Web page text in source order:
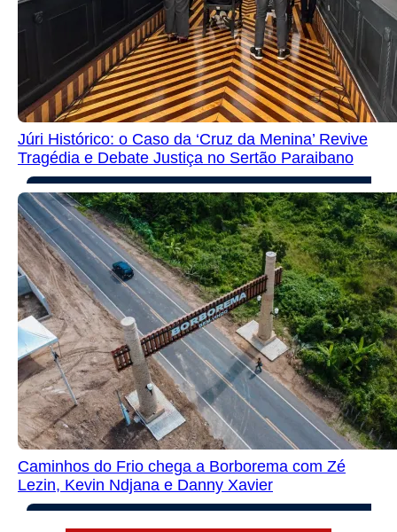
Júri Histórico: o Caso da ‘Cruz da Menina’ Revive
Tragédia e Debate Justiça no Sertão Paraibano
Caminhos do Frio chega a Borborema com Zé
Lezin, Kevin Ndjana e Danny Xavier